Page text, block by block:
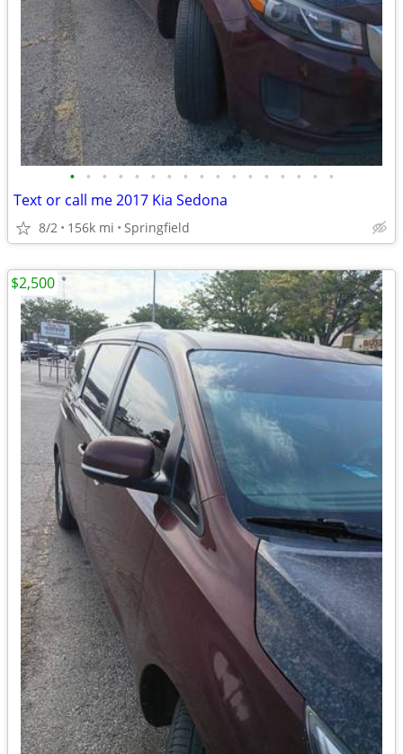
• • • • • • • • • • • • • • • • •
Text or call me 2017 Kia Sedona
8/2 156k mi Springfield
$2,500